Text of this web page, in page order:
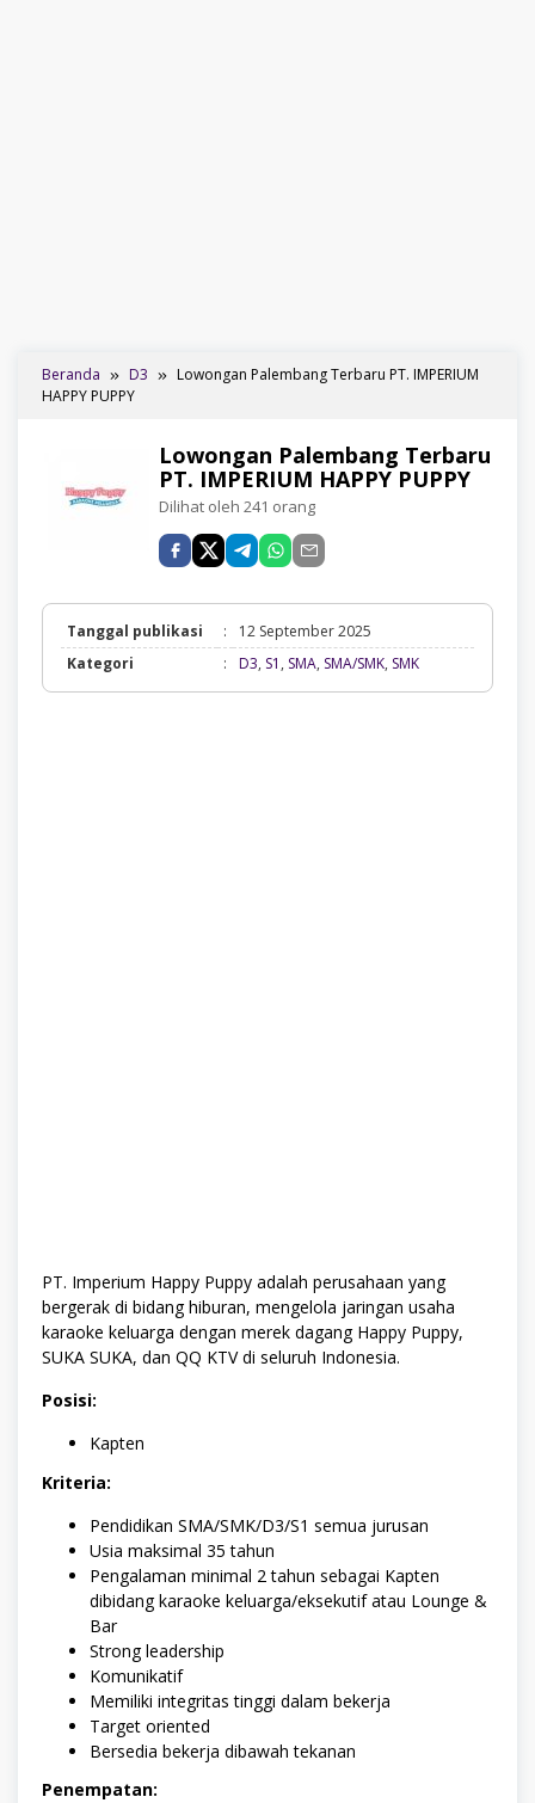
Beranda D3
Lowongan Palembang Terbaru PT. IMPERIUM
HAPPY PUPPY
Lowongan Palembang Terbaru
PT. IMPERIUM HAPPY PUPPY
Dilihat oleh 241 orang
Tanggal publikasi :
12 September 2025
Kategori
: D3, S1 , SMA, SMA/SMK, SMKD3,
PT. Imperium Happy Puppy adalah perusahaan yang
bergerak di bidang hiburan, mengelola jaringan usaha
karaoke keluarga dengan merek dagang Happy Puppy,
SUKA SUKA, dan QQ KTV di seluruh Indonesia.
Posisi:
Kapten
Kriteria:
Pendidikan SMA/SMK/D3/S1 semua jurusan
Usia maksimal 35 tahun
Pengalaman minimal 2 tahun sebagai Kapten
dibidang karaoke keluarga/eksekutif atau Lounge &
Bar
Strong leadership
Komunikatif
Memiliki integritas tinggi dalam bekerja
Target oriented
Bersedia bekerja dibawah tekanan
Penempatan: